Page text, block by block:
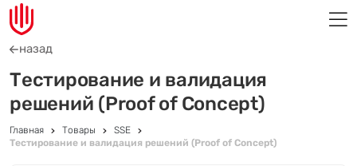
назад
Тестирование и валидация
решений (Proof of Concept)
Главная Товары
SSE
Тестирование и валидация решений (Proof of Concept)